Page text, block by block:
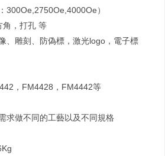
）
，打孔 等
刻、防偽標，激光logo，電子標
，FM4428，FM4442等
做不同的工藝以及不同規格